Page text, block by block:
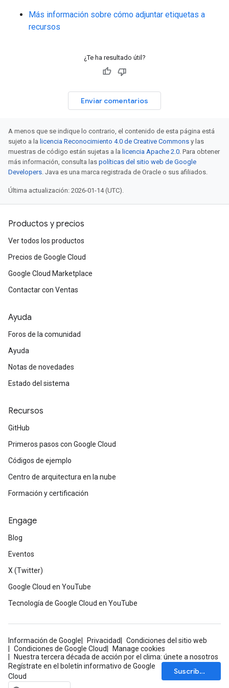
Más información sobre cómo adjuntar etiquetas a
recursos
¿Te ha resultado útil?
Enviar comentarios
A menos que se indique lo contrario, el contenido de esta página está
sujeto a la licencia Reconocimiento 4.0 de Creative Commons y las
muestras de código están sujetas a la licencia Apache 2.0. Para obtener
más información, consulta las políticas del sitio web de Google
Developers. Java es una marca registrada de Oracle o sus afiliados.
Última actualización: 2026-01-14 (UTC).
Productos y precios
Ver todos los productos
Precios de Google Cloud
Google Cloud Marketplace
Contactar con Ventas
Ayuda
Foros de la comunidad
Ayuda
Notas de novedades
Estado del sistema
Recursos
GitHub
Primeros pasos con Google Cloud
Códigos de ejemplo
Centro de arquitectura en la nube
Formación y certificación
Engage
Blog
Eventos
X (Twitter)
Google Cloud en YouTube
Tecnología de Google Cloud en YouTube
Información de Google Privacidad
Condiciones del sitio web
Condiciones de Google Cloud
Manage cookies
Nuestra tercera década de acción por el clima: únete a nosotros
Regístrate en el boletín informativo de Google
Cloud
Suscríbete